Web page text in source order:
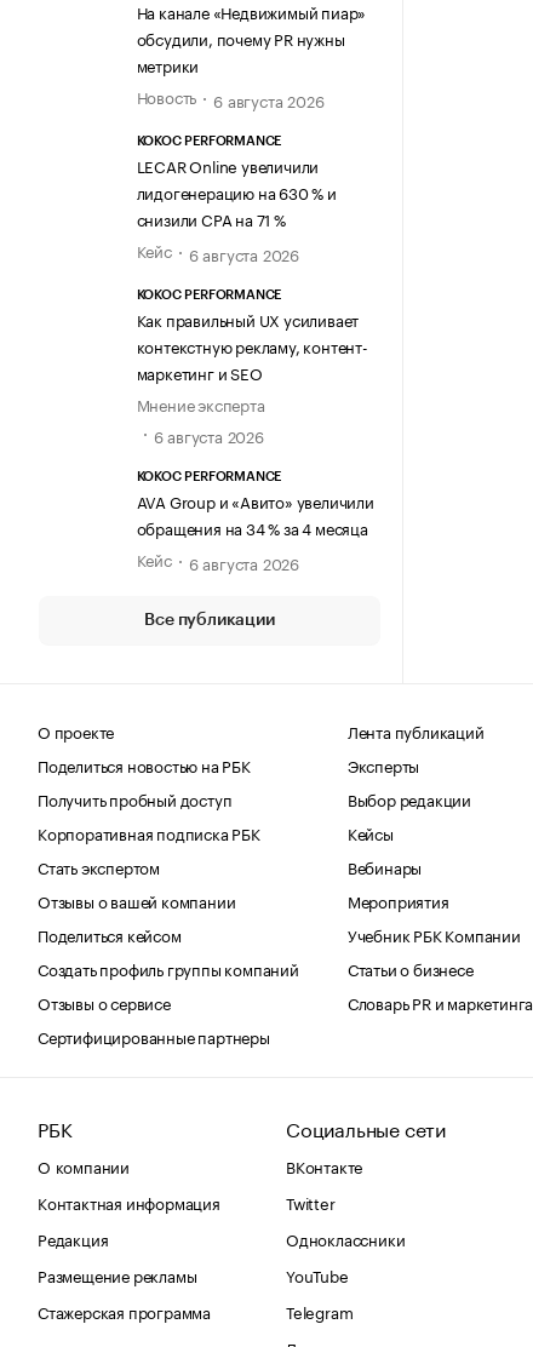
На канале «Недвижимый пиар»
обсудили, почему PR нужны
метрики
Новость
6 августа 2026
KOKOC PERFORMANCE
LECAR Online увеличили
лидогенерацию на 630 % и
снизили CPA на 71 %
Кейс
6 августа 2026
KOKOC PERFORMANCE
Как правильный UX усиливает
контекстную рекламу, контент-
маркетинг и SEO
Мнение эксперта
6 августа 2026
KOKOC PERFORMANCE
AVA Group и «Авито» увеличили
обращения на 34 % за 4 месяца
Кейс
6 августа 2026
Все публикации
О проекте
Поделиться новостью на РБК
Получить пробный доступ
Корпоративная подписка РБК
Стать экспертом
Отзывы о вашей компании
Поделиться кейсом
Создать профиль группы компаний
Отзывы о сервисе
Сертифицированные партнеры
Лента публикаций
Эксперты
Выбор редакции
Кейсы
Вебинары
Мероприятия
Учебник РБК Компании
Статьи о бизнесе
Словарь PR и маркетинга
РБК
О компании
Контактная информация
Редакция
Размещение рекламы
Стажерская программа
Социальные сети
ВКонтакте
Twitter
Одноклассники
YouTube
Telegram